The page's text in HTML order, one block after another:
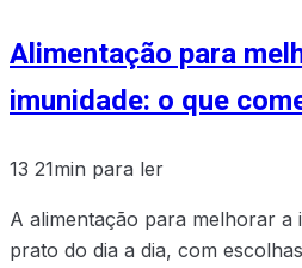
Alimentação para
imunidade: o que
13 21min para ler
A alimentação para melhorar a
prato do dia a dia, com